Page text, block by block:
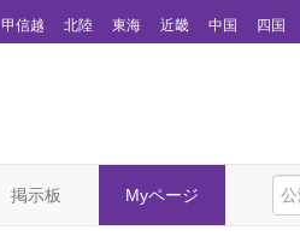
甲信越 北陸 東海 近畿 中国 四国
掲示板 Myページ